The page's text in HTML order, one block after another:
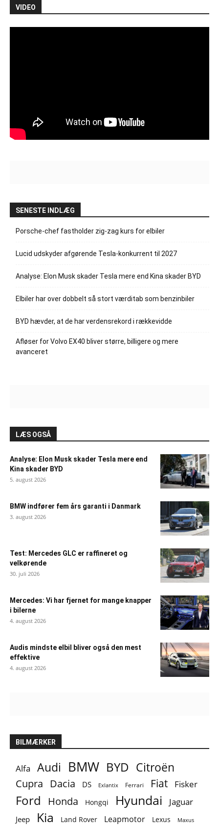
VIDEO
SENESTE INDLÆG
Porsche-chef fastholder zig-zag kurs for elbiler
Lucid udskyder afgørende Tesla-konkurrent til 2027
Analyse: Elon Musk skader Tesla mere end Kina skader BYD
Elbiler har over dobbelt så stort værditab som benzinbiler
BYD hævder, at de har verdensrekord i rækkevidde
Afløser for Volvo EX40 bliver større, billigere og mere
avanceret
LÆS OGSÅ
Analyse: Elon Musk skader Tesla mere end
Kina skader BYD
5. august 2026
BMW indfører fem års garanti i Danmark
3. august 2026
Test: Mercedes GLC er raffineret og
velkørende
30. juli 2026
Mercedes: Vi har fjernet for mange knapper
i bilerne
4. august 2026
Audis mindste elbil bliver også den mest
effektive
4. august 2026
BILMÆRKER
Alfa Audi BMW BYD Citroën
Cupra Dacia DS Exlantix Ferrari Fiat Fisker
Ford Honda Hongqi Hyundai Jaguar
Jeep Kia Land Rover Leapmotor Lexus Maxus